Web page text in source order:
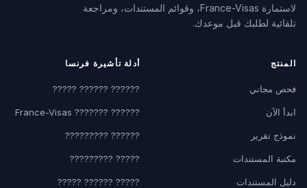
لاستمارة France-Visas، وقوائم المستندات، ومراجعة
تلقائية لطلبك قبل موعدك.
المنتج
فحص مجاني
ابدأ الآن
نموذج تقرير
مكتبة المستندات
دليل المستندات
أدلة تأشيرة فرنسا
?????? ?????? ?????
?????? ??????? France-Visas
?????? ?????????
????? ?????????
????? ?????? ?????